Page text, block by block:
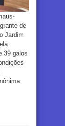
de
Jardim
39 galos